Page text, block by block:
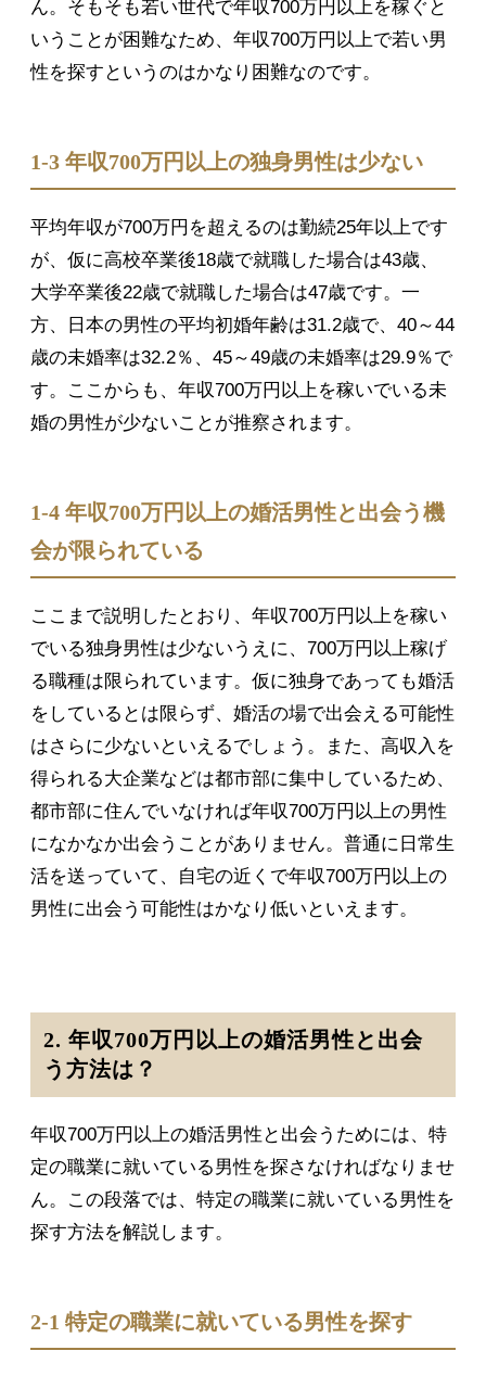
ん。そもそも若い世代で年収700万円以上を稼ぐと
いうことが困難なため、年収700万円以上で若い男
性を探すというのはかなり困難なのです。
1-3 年収700万円以上の独身男性は少ない
平均年収が700万円を超えるのは勤続25年以上です
が、仮に高校卒業後18歳で就職した場合は43歳、
大学卒業後22歳で就職した場合は47歳です。一
方、日本の男性の平均初婚年齢は31.2歳で、40～44
歳の未婚率は32.2％、45～49歳の未婚率は29.9％で
す。ここからも、年収700万円以上を稼いでいる未
婚の男性が少ないことが推察されます。
1-4 年収700万円以上の婚活男性と出会う機
会が限られている
ここまで説明したとおり、年収700万円以上を稼い
でいる独身男性は少ないうえに、700万円以上稼げ
る職種は限られています。仮に独身であっても婚活
をしているとは限らず、婚活の場で出会える可能性
はさらに少ないといえるでしょう。また、高収入を
得られる大企業などは都市部に集中しているため、
都市部に住んでいなければ年収700万円以上の男性
になかなか出会うことがありません。普通に日常生
活を送っていて、自宅の近くで年収700万円以上の
男性に出会う可能性はかなり低いといえます。
2. 年収700万円以上の婚活男性と出会
う方法は？
年収700万円以上の婚活男性と出会うためには、特
定の職業に就いている男性を探さなければなりませ
ん。この段落では、特定の職業に就いている男性を
探す方法を解説します。
2-1 特定の職業に就いている男性を探す